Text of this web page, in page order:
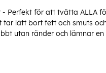
Perfekt för att tvätta ALLA
tar lätt bort fett och smuts
utan ränder och lämnar